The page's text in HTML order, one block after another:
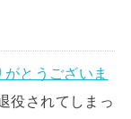
とうございま
役されてしまっ